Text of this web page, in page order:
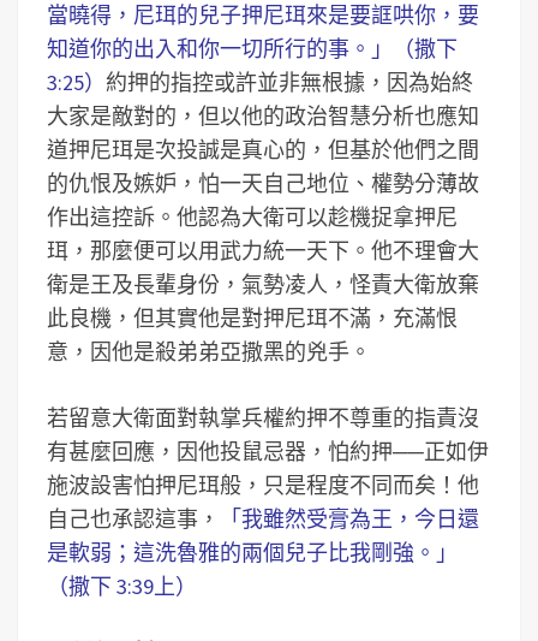
當曉得，尼珥的兒子押尼珥來是要誆哄你，要
知道你的出入和你一切所行的事。」（撒下
3:25） 約押的指控或許並非無根據，因為始終
大家是敵對的，但以他的政治智慧分析也應知
道押尼珥是次投誠是真心的，但基於他們之間
的仇恨及嫉妒，怕一天自己地位、權勢分薄故
作出這控訴。他認為大衛可以趁機捉拿押尼
珥，那麼便可以用武力統一天下。他不理會大
衛是王及長輩身份，氣勢凌人，怪責大衛放棄
此良機，但其實他是對押尼珥不滿，充滿恨
意，因他是殺弟弟亞撒黑的兇手。
若留意大衛面對執掌兵權約押不尊重的指責沒
有甚麼回應，因他投鼠忌器，怕約押──正如伊
施波設害怕押尼珥般，只是程度不同而矣！他
自己也承認這事，
「我雖然受膏為王，今日還
是軟弱；這洗魯雅的兩個兒子比我剛強。」
（撒下 3:39上）